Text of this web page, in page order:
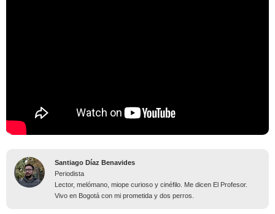
Santiago Díaz Benavides
Periodista
Lector, melómano, miope curioso y cinéfilo. Me dicen El Profesor.
Vivo en Bogotá con mi prometida y dos perros.